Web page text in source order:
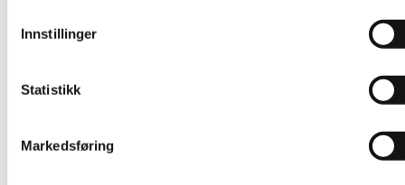
Innstillinger
Statistikk
Markedsføring